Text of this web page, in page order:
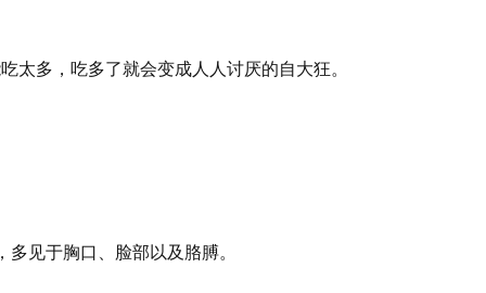
太多，吃多了就会变成人人讨厌的自大狂。
见于胸口、脸部以及胳膊。